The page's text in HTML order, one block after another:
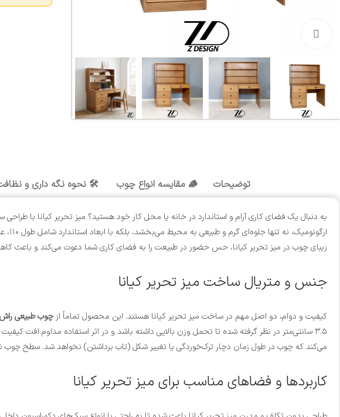
توضیحات 🪵 مقایسه انواع چوب 🛠️ نحوه نگه داری و
به دنبال یک فضای کاری آرام و استاندارد در خانه یا محل کار خود هستید؟ میز تحریر کیانا با
زیبای چوب در میز تحریر کیانا، حس حضور در طبیعت را به فضای کاری شما دعوت می‌کند و باعث
جنس و متریال ساخت میز تحریر کیانا
کیفیت و دوام، دو اصل مهم در ساخت میز تحریر کیانا هستند. این محصول تماماً از چوب طبیعی راش
می‌کند که چوب در طول زمان دچار ترک‌خوردگی یا تغییر شکل (تاب برداشتن) نخواهد شد. سطح چوب
کاربردها و فضاهای مناسب برای میز تحریر کیانا